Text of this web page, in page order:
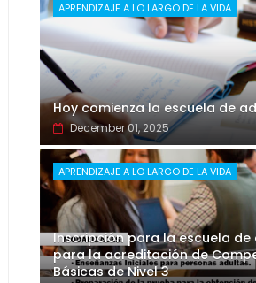
APRENDIZAJE A LO LARGO DE LA VIDA
Hoy comienza la escuela de
December 01, 2025
APRENDIZAJE A LO LARGO DE LA VIDA
Inscripción para la escuela de
para la acreditación de
Básicas de Nivel 3